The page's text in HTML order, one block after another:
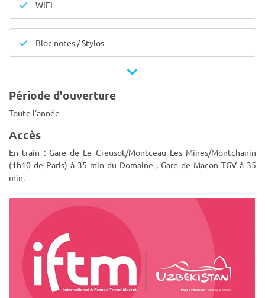
WIFI
Bloc notes / Stylos
Période d'ouverture
Toute l'année
Accès
En train : Gare de Le Creusot/Montceau Les Mines/Montchanin
(1h10 de Paris) à 35 min du Domaine , Gare de Macon TGV à 35
min.